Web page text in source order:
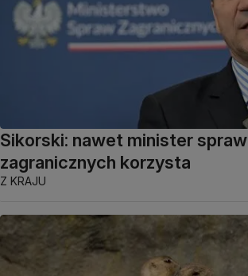
Sikorski: nawet minister spraw
zagranicznych korzysta
Z KRAJU